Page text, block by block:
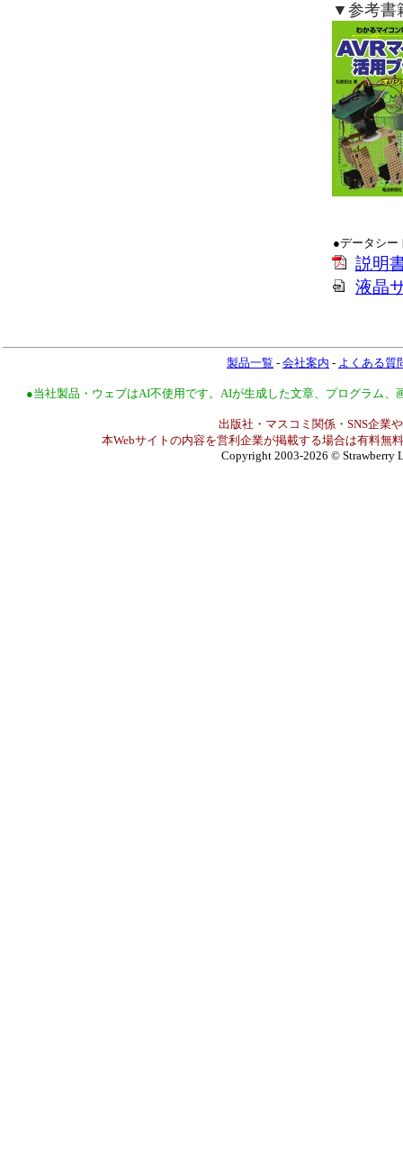
▼参考書
●データシー
説明
液晶
製品一覧 - 会社案内 - よくある質
●当社製品・ウェブはAI不使用です。AIが生成した文章、プログラム
出版社・マスコミ関係・SNS企業
本Webサイトの内容を営利企業が掲載する場合は有料無
Copyright 2003-2026 © Strawberry